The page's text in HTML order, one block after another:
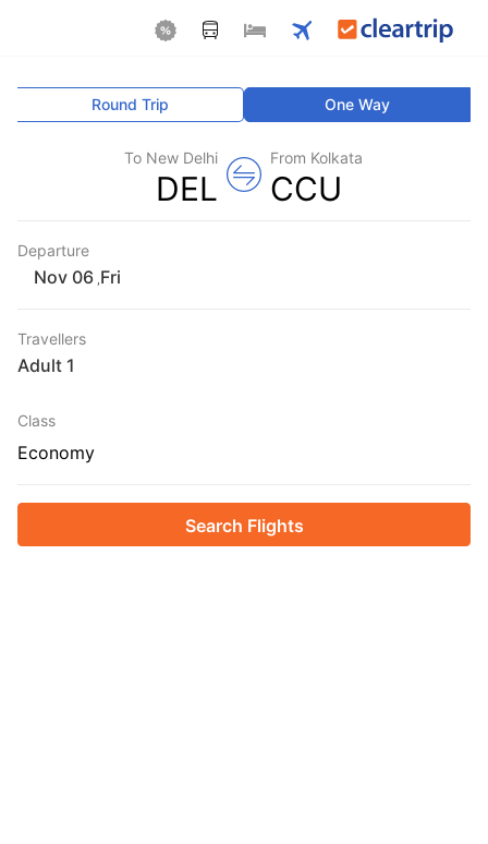
One Way
Round Trip
From Kolkata
CCU
To New Delhi
DEL
Departure
Fri
Travellers
1 Adult
Class
Economy